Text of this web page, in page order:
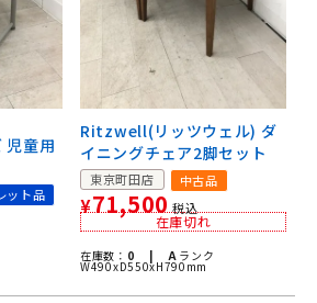
児童用
ット品
Ritzwell(リッツウェル) ダ
イニングチェア2脚セット
東京町田店 中古品
¥71,500 税込
在庫切れ
在庫数： 0 | Aランク
W490xD550xH790mm